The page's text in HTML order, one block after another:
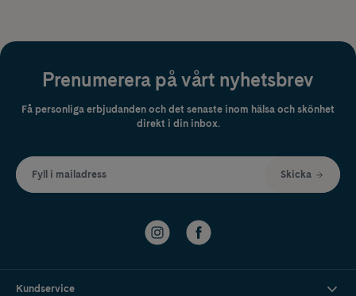
Prenumerera på vårt nyhetsbrev
Få personliga erbjudanden och det senaste inom hälsa och skönhet
direkt i din inbox.
Fyll i mailadress Skicka
Kundservice